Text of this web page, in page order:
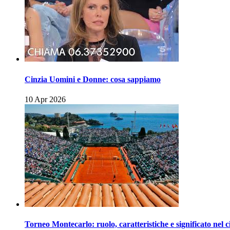
Cinzia Uomini e Donne: cosa sappiamo
10 Apr 2026
Torneo Montecarlo: ruolo, caratteristiche e significato nel